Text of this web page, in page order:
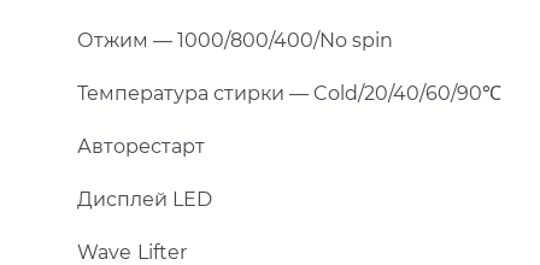
Отжим — 1000/800/400/No spin
Температура стирки — Cold/20/40/60/90℃
Авторестарт
Дисплей LED
Wave Lifter